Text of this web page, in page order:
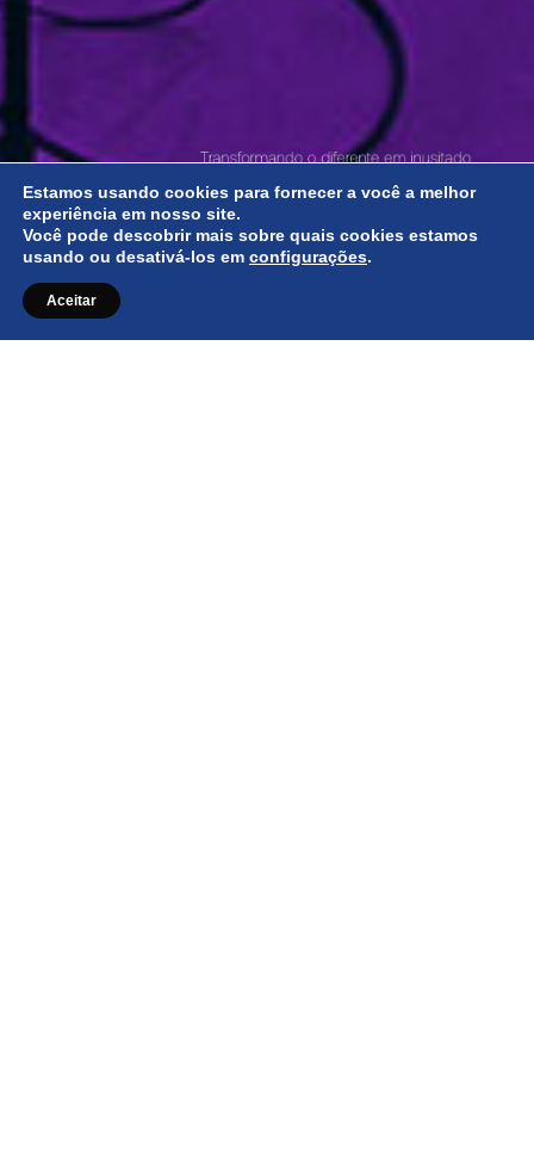
Estamos usando cookies para fornecer a você a melhor
experiência em nosso site.
Você pode descobrir mais sobre quais cookies estamos
usando ou desativá-los em configurações.
Aceitar